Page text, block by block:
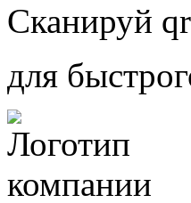
Сканируй
для